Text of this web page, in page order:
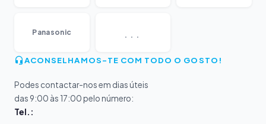
Panasonic ...
ACONSELHAMOS-TE COM TODO O GOSTO!
Podes contactar-nos em dias úteis
das 9:00 às 17:00 pelo número:
Tel.: